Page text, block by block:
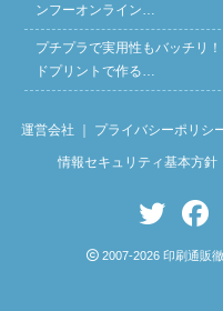
ンフーオンライン…
プチプラで実用性もバッチリ
ドプリントで作る…
運営会社 ｜ プライバシーポリシ
情報セキュリティ基本方針
2007-2026 印刷通販